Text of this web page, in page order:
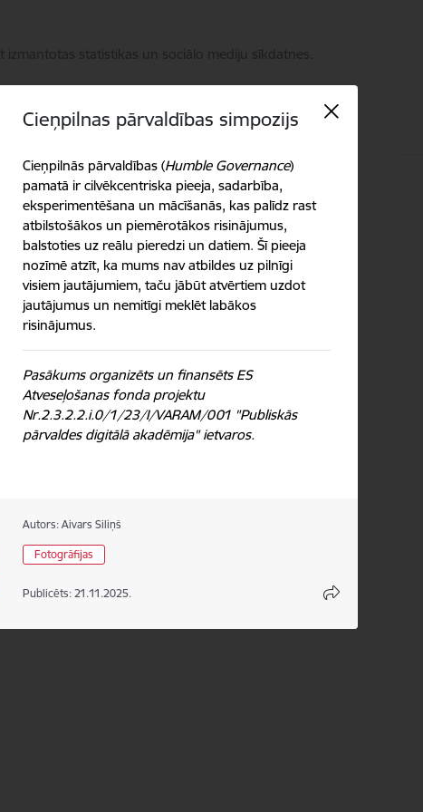
Kontakti
Meklēt Piekļūstamība
Cieņpilnas pārvaldības simpozijs
Cieņpilnās pārvaldības (Humble Governance)
pamatā ir cilvēkcentriska pieeja, sadarbība,
eksperimentēšana un mācīšanās, kas palīdz rast
atbilstošākos un piemērotākos risinājumus,
balstoties uz reālu pieredzi un datiem. Šī pieeja
nozīmē atzīt, ka mums nav atbildes uz pilnīgi
visiem jautājumiem, taču jābūt atvērtiem uzdot
jautājumus un nemitīgi meklēt labākos
risinājumus.
Pasākums organizēts un finansēts ES
Atveseļošanas fonda projektu
Nr.2.3.2.2.i.0/1/23/I/VARAM/001 "Publiskās
pārvaldes digitālā akadēmija" ietvaros.
Autors: Aivars Siliņš
Fotogrāfijas
Publicēts: 21.11.2025.